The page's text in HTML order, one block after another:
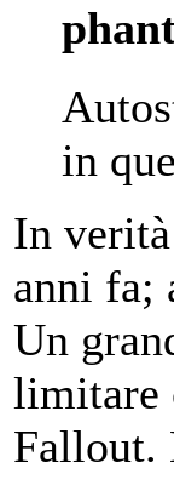
in
In
anni fa;
Un
limitare
Fallout.